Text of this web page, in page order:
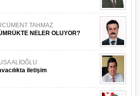
TAHMAZ
NELER OLUYOR?
ALİOĞLU
iletişim